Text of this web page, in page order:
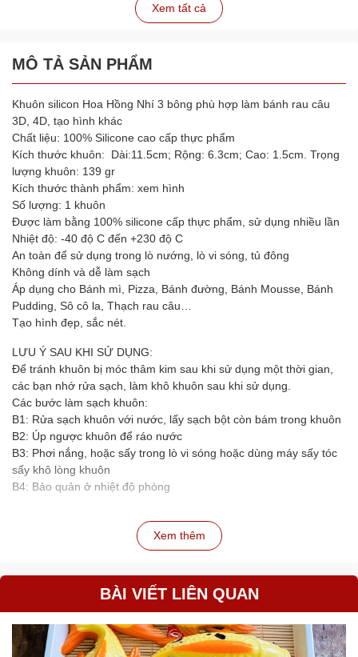
Xem tất cả
MÔ TẢ SẢN PHẨM
Khuôn silicon Hoa Hồng Nhí 3 bông phù hợp làm bánh rau câu
3D, 4D, tạo hình khác
Chất liệu: 100% Silicone cao cấp thực phẩm
Kích thước khuôn: Dài:11.5cm; Rộng: 6.3cm; Cao: 1.5cm. Trọng
lượng khuôn: 139 gr
Kích thước thành phẩm: xem hình
Số lượng: 1 khuôn
Được làm bằng 100% silicone cấp thực phẩm, sử dụng nhiều lần
Nhiệt độ: -40 độ C đến +230 độ C
An toàn để sử dụng trong lò nướng, lò vi sóng, tủ đông
Không dính và dễ làm sạch
Áp dụng cho Bánh mì, Pizza, Bánh đường, Bánh Mousse, Bánh
Pudding, Sô cô la, Thạch rau câu…
Tạo hình đẹp, sắc nét.
LƯU Ý SAU KHI SỬ DỤNG:
Để tránh khuôn bị móc thâm kim sau khi sử dụng một thời gian,
các bạn nhớ rửa sạch, làm khô khuôn sau khi sử dụng.
Các bước làm sạch khuôn:
B1: Rửa sạch khuôn với nước, lấy sạch bột còn bám trong khuôn
B2: Úp ngược khuôn để ráo nước
B3: Phơi nắng, hoặc sấy trong lò vi sóng hoặc dùng máy sấy tóc
sấy khô lòng khuôn
B4: Bảo quản ở nhiệt độ phòng
Xem thêm
BÀI VIẾT LIÊN QUAN